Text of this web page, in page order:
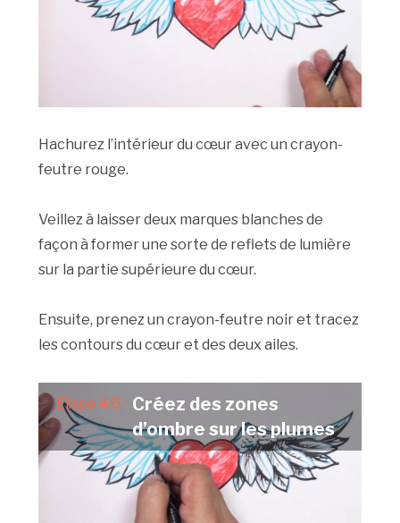
Hachurez l’intérieur du cœur avec un crayon-
feutre rouge.
Veillez à laisser deux marques blanches de
façon à former une sorte de reflets de lumière
sur la partie supérieure du cœur.
Ensuite, prenez un crayon-feutre noir et tracez
les contours du cœur et des deux ailes.
Etape 4/6 : Créez des zones
d’ombre sur les plumes